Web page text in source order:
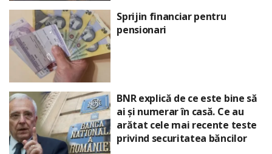
Sprijin financiar pentru
pensionari
BNR explică de ce este bine să
ai și numerar în casă. Ce au
arătat cele mai recente teste
privind securitatea băncilor